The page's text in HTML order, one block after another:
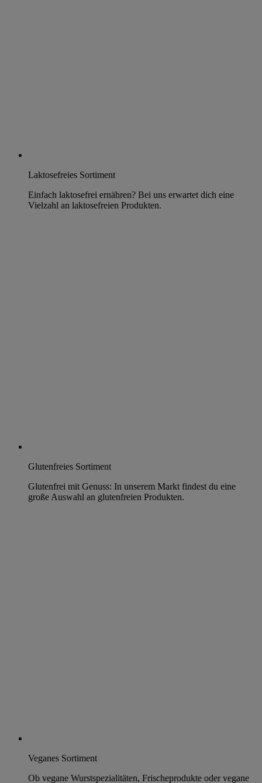
Laktosefreies Sortiment
Einfach laktosefrei ernähren? Bei uns erwartet dich eine
Vielzahl an laktosefreien Produkten.
Glutenfreies Sortiment
Glutenfrei mit Genuss: In unserem Markt findest du eine
große Auswahl an glutenfreien Produkten.
Veganes Sortiment
Ob vegane Wurstspezialitäten, Frischeprodukte oder vegane